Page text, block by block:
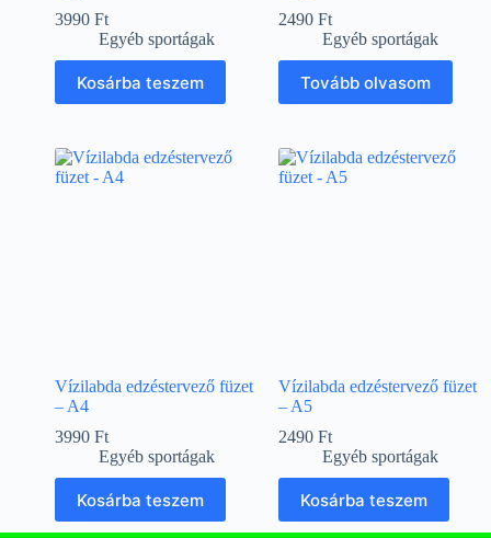
3990 Ft
Egyéb sportágak
Kosárba teszem
2490 Ft
Egyéb sportágak
Tovább olvasom
Vízilabda edzéstervező füzet
– A4
3990 Ft
Egyéb sportágak
Kosárba teszem
Vízilabda edzéstervező füzet
– A5
2490 Ft
Egyéb sportágak
Kosárba teszem